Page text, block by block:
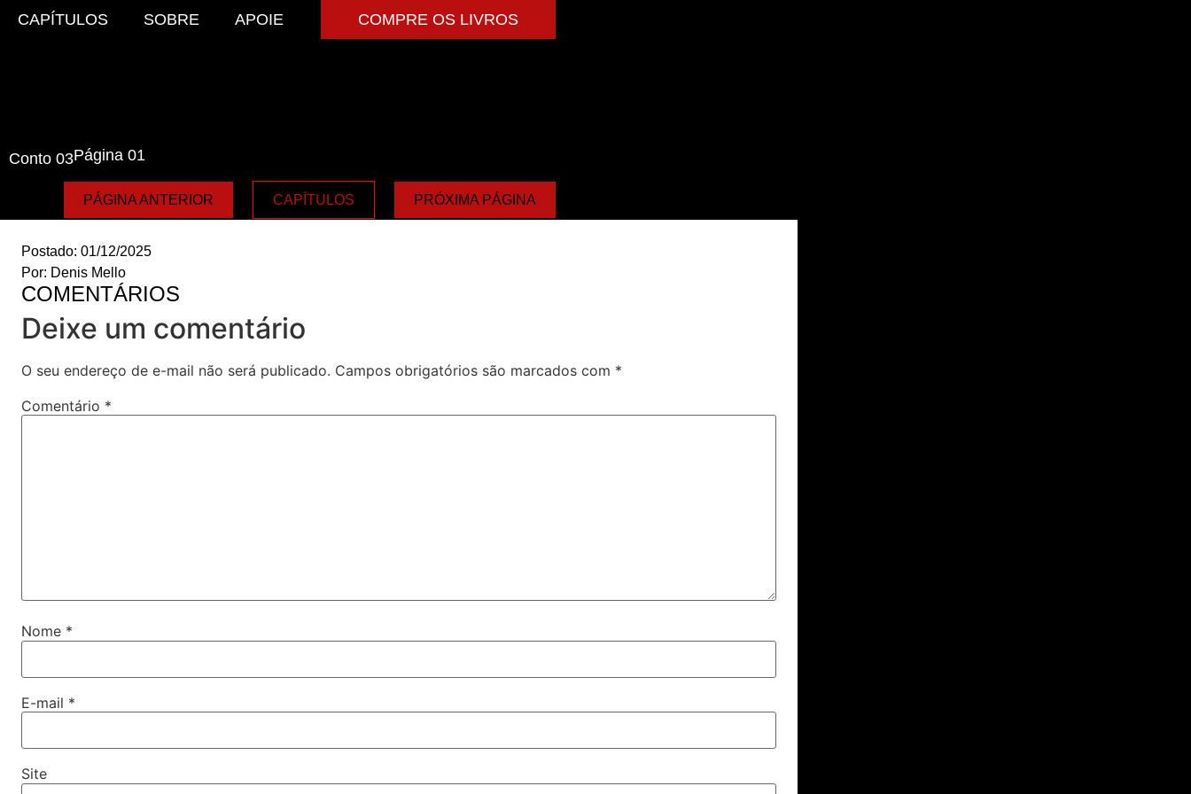
CAPÍTULOS SOBRE APOIE COMPRE OS LIVROS
Conto 03Página 01
PÁGINA ANTERIOR CAPÍTULOS PRÓXIMA PÁGINA
Postado: 01/12/2025
Por: Denis Mello
COMENTÁRIOS
Deixe um comentário
O seu endereço de e-mail não será publicado. Campos obrigatórios são marcados com *
Comentário *
Nome *
E-mail *
Site